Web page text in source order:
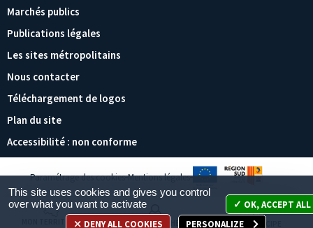
Marchés publics
Publications légales
Les sites métropolitains
Nous contacter
Téléchargement de logos
Plan du site
Accessibilité : non conforme
Paramétrage des cookies Mentions légales
MON TERRITOIRE MES DÉMARCHES JE PARTICIPE
This site uses cookies and gives you control
over what you want to activate
OK, ACCEPT ALL
DENY ALL COOKIES
PERSONALIZE